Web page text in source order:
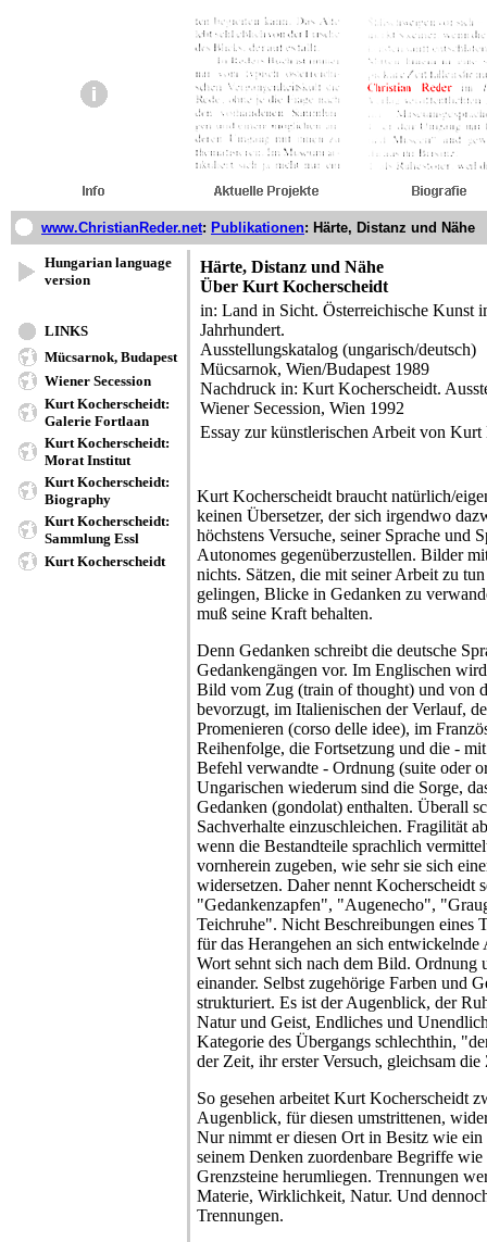
www.ChristianReder.net: Publikationen: Härte, Distanz und Nähe
Hungarian language
version
LINKS
Mücsarnok, Budapest
Wiener Secession
Kurt Kocherscheidt:
Galerie Fortlaan
Kurt Kocherscheidt:
Morat Institut
Kurt Kocherscheidt:
Biography
Kurt Kocherscheidt:
Sammlung Essl
Kurt Kocherscheidt
Härte, Distanz und Nähe
Über Kurt Kocherscheidt
in: Land in Sicht. Österreichische Kunst
Jahrhundert.
Ausstellungskatalog (ungarisch/deutsch)
Mücsarnok, Wien/Budapest 1989
Nachdruck in: Kurt Kocherscheidt.
Wiener Secession, Wien 1992
Essay zur künstlerischen Arbeit von Kurt
Kurt Kocherscheidt braucht natürlich/
keinen Übersetzer, der sich irgendwo
höchstens Versuche, seiner Sprache und
Autonomes gegenüberzustellen. Bilder
nichts. Sätzen, die mit seiner Arbeit zu
gelingen, Blicke in Gedanken zu
muß seine Kraft behalten.
Denn Gedanken schreibt die deutsche
Gedankengängen vor. Im Englischen
Bild vom Zug (train of thought) und von
bevorzugt, im Italienischen der Verlauf,
Promenieren (corso delle idee), im
Reihenfolge, die Fortsetzung und die -
Befehl verwandte - Ordnung (suite oder
Ungarischen wiederum sind die Sorge,
Gedanken (gondolat) enthalten. Überall
Sachverhalte einzuschleichen. Fragilität
wenn die Bestandteile sprachlich
vornherein zugeben, wie sehr sie sich
widersetzen. Daher nennt Kocherscheidt
"Gedankenzapfen", "Augenecho",
Teichruhe". Nicht Beschreibungen eines
für das Herangehen an sich
Wort sehnt sich nach dem Bild. Ordnung
einander. Selbst zugehörige Farben und
strukturiert. Es ist der Augenblick, der
Natur und Geist, Endliches und
Kategorie des Übergangs schlechthin,
der Zeit, ihr erster Versuch, gleichsam
So gesehen arbeitet Kurt Kocherscheidt
Augenblick, für diesen umstrittenen,
Nur nimmt er diesen Ort in Besitz wie
seinem Denken zuordenbare Begriffe
Grenzsteine herumliegen. Trennungen
Materie, Wirklichkeit, Natur. Und
Trennungen.